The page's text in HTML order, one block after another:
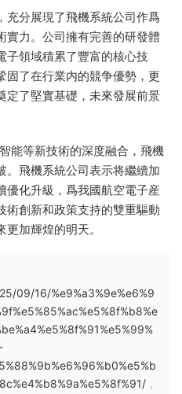
充分展現了飛機系統公司作爲
實力。公司擁有完善的研發體
子領域積累了豐富的核心技
固了在行業内的競争優勢，更
定了堅實基礎，未來發展前景
能等新技術的深度融合，飛機
。飛機系統公司表示将繼續加
優化升級，爲我國航空電子産
術創新和政策支持的雙重驅動
加輝煌的明天。
09/16/%e9%a3%9e%e6%9
，